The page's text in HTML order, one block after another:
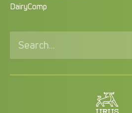
DairyComp